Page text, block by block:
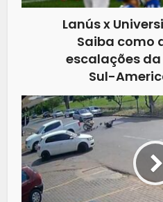
Lanús x
Saiba como
escalações
Sul-